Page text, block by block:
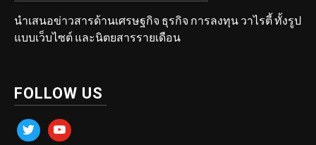
นำเสนอข่าวสารด้านเศรษฐกิจ ธุรกิจ การลงทุน วาไรตี้ ทั้งรูป
แบบเว็บไซต์ และนิตยสารรายเดือน
FOLLOW US
twitter youtube